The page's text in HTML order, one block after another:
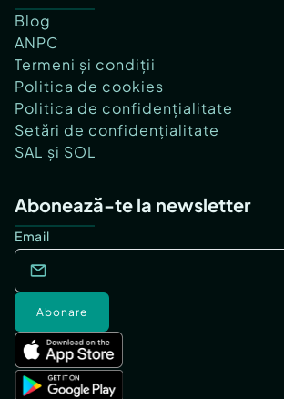
Blog
ANPC
Termeni și condiții
Politica de cookies
Politica de confidențialitate
Setări de confidențialitate
SAL și SOL
Abonează-te la newsletter
Email
Abonare